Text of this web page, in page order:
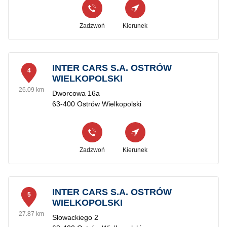
Zadzwoń Kierunek
4
26.09 km
INTER CARS S.A. OSTRÓW
WIELKOPOLSKI
Dworcowa 16a
63-400 Ostrów Wielkopolski
Zadzwoń Kierunek
5
27.87 km
INTER CARS S.A. OSTRÓW
WIELKOPOLSKI
Słowackiego 2